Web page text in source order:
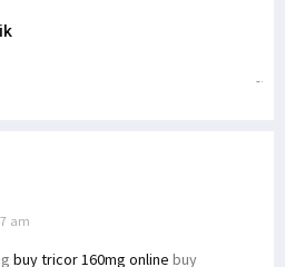
am
buy tricor 160mg online buy